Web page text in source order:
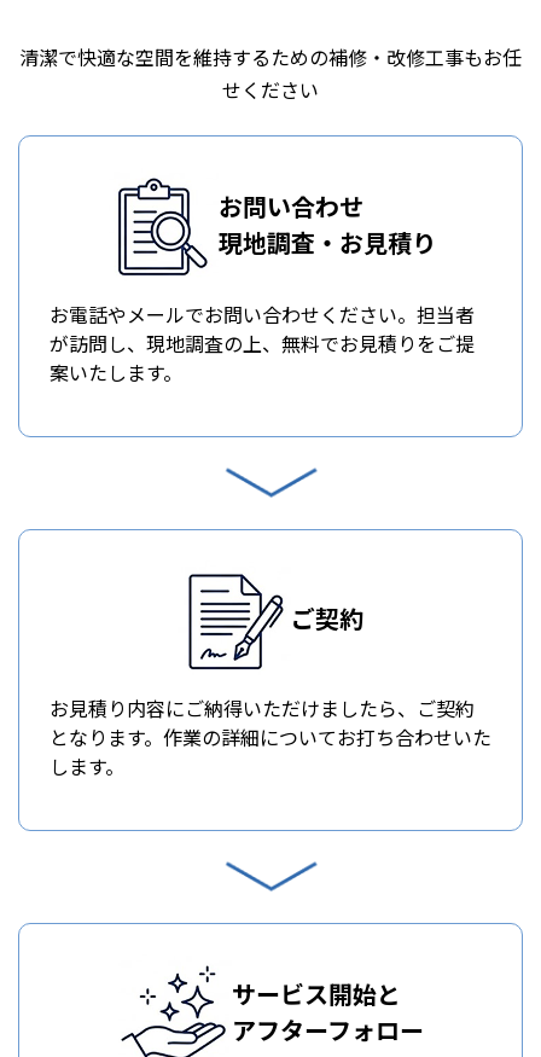
清潔で快適な空間を維持するための補修・改修工事もお任
せください
お問い合わせ
現地調査・お見積り
お電話やメールでお問い合わせください。担当者
が訪問し、現地調査の上、無料でお見積りをご提
案いたします。
ご契約
お見積り内容にご納得いただけましたら、ご契約
となります。作業の詳細についてお打ち合わせいた
します。
サービス開始と
アフターフォロー